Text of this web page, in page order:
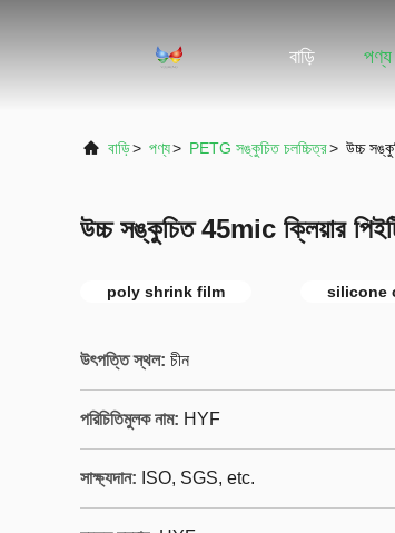
বাড়ি পণ্য
বাড়ি> পণ্য> PETG সঙ্কুচিত চলচ্চিত্র> উচ্চ
উচ্চ সঙ্কুচিত 45mic ক্লিয়ার
poly shrink film silicone
উৎপত্তি স্থল: চীন
পরিচিতিমুলক নাম: HYF
সাক্ষ্যদান: ISO, SGS, etc.